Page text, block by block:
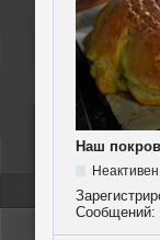
Наш
Неактивен
Сообщений: